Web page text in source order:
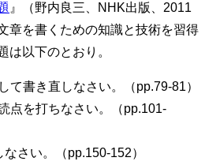
』（野内良三、NHK出版、2011
章を書くための知識と技術を習得
は以下のとおり。
書き直しなさい。（pp.79-81）
点を打ちなさい。（pp.101-
さい。（pp.150-152）